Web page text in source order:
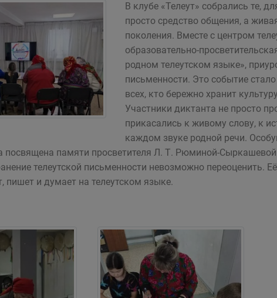
В клубе «Телеут» собрались те,
просто средство общения, а
поколения. Вместе с центром
образовательно-
родном телеутском языке»,
письменности. Это событие
всех, кто бережно хранит
Участники диктанта не просто
прикасались к живому слову, к
каждом звуке родной речи.
посвящена памяти просветителя Л. Т. Рюминой-
телеутской письменности невозможно переоценить.
пишет и думает на телеутском языке.